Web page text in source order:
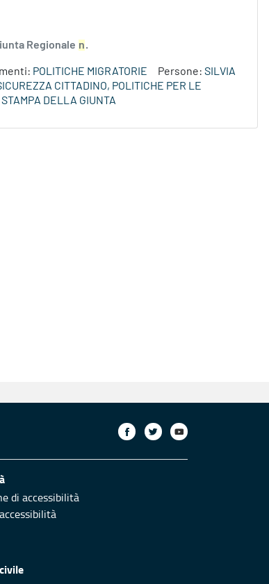
Regionale n.
POLITICHE MIGRATORIE Persone: SILVIA
CITTADINO, POLITICHE PER LE
DELLA GIUNTA
di accessibilità